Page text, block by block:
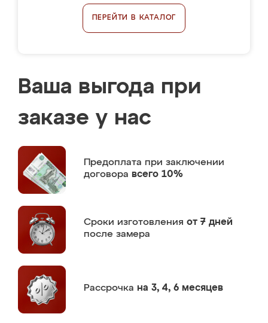
ПЕРЕЙТИ В КАТАЛОГ
Ваша выгода при
заказе у нас
Предоплата при заключении
договора всего 10%
Сроки изготовления от 7 дней
после замера
Рассрочка на 3, 4, 6 месяцев